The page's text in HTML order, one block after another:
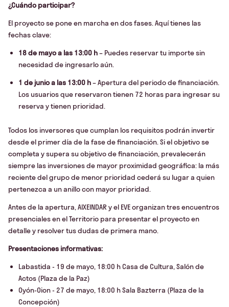
¿Cuándo participar?
El proyecto se pone en marcha en dos fases. Aquí tienes las
fechas clave:
18 de mayo a las 13:00 h– Puedes reservar tu importe sin
necesidad de ingresarlo aún.
1 de junio a las 13:00 h– Apertura del periodo de financiación.
Los usuarios que reservaron tienen 72 horas para ingresar su
reserva y tienen prioridad.
Todos los inversores que cumplan los requisitos podrán invertir
desde el primer día de la fase de financiación. Si el objetivo se
completa y supera su objetivo de financiación, prevalecerán
siempre las inversiones de mayor proximidad geográfica: la más
reciente del grupo de menor prioridad cederá su lugar a quien
pertenezca a un anillo con mayor prioridad.
Antes de la apertura, AIXEINDAR y el EVE organizan tres encuentros
presenciales en el Territorio para presentar el proyecto en
detalle y resolver tus dudas de primera mano.
Presentaciones informativas:
Labastida - 19 de mayo, 18:00 h Casa de Cultura, Salón de
Actos (Plaza de la Paz)
Oyón-Oion - 27 de mayo, 18:00 h Sala Bazterra (Plaza de la
Concepción)